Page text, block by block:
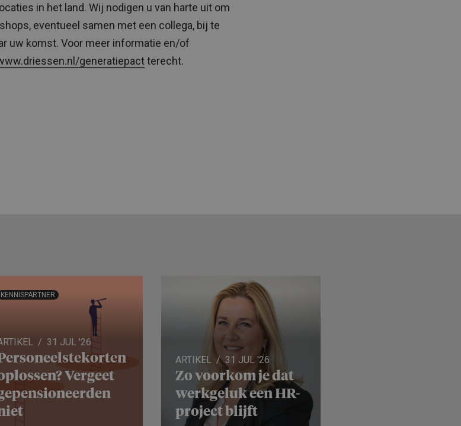
in het land. Wij nodigen u van harte uit om
eventueel samen met een collega, bij te
uw komst. Voor meer informatie en/of
generatiepactterecht.
31 JUL '26
Vergeet
KENNISPARTNER
ARTIKEL 31 JUL '26
Zo voorkom je dat
werkgeluk een HR-
project blijft